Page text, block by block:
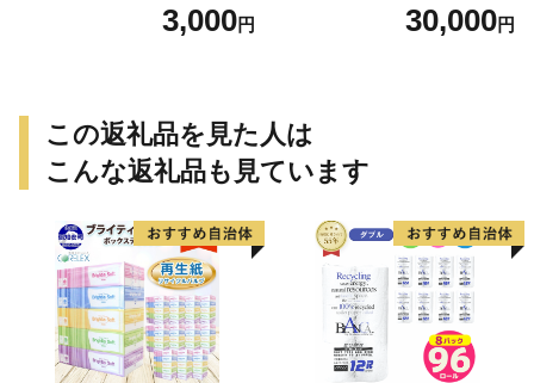
3,000円 30,000円
この返礼品を見た人は
こんな返礼品も見ています